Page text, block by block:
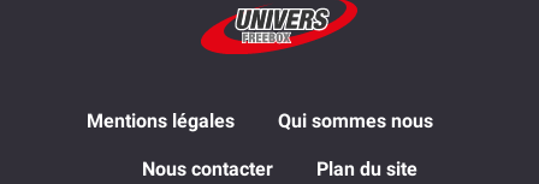
Mentions légales Qui sommes nous
Nous contacter Plan du site